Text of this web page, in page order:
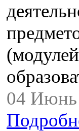
04 Июнь